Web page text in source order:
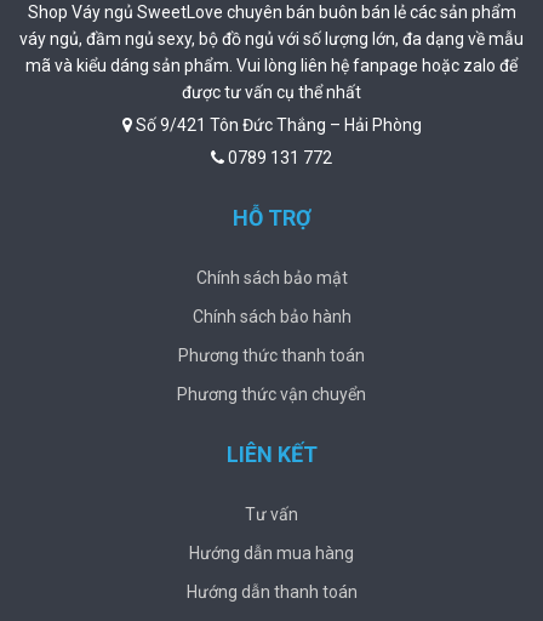
Shop Váy ngủ SweetLove chuyên bán buôn bán lẻ các sản phẩm
váy ngủ, đầm ngủ sexy, bộ đồ ngủ với số lượng lớn, đa dạng về mẫu
mã và kiểu dáng sản phẩm. Vui lòng liên hệ fanpage hoặc zalo để
được tư vấn cụ thể nhất
Số 9/421 Tôn Đức Thắng – Hải Phòng
0789 131 772
HỖ TRỢ
Chính sách bảo mật
Chính sách bảo hành
Phương thức thanh toán
Phương thức vận chuyển
LIÊN KẾT
Tư vấn
Hướng dẫn mua hàng
Hướng dẫn thanh toán